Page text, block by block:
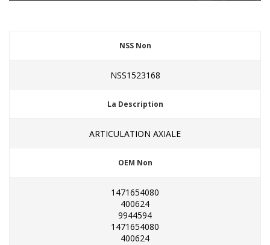
NSS Non
NSS1523168
La Description
ARTICULATION AXIALE
OEM Non
1471654080
400624
9944594
1471654080
400624